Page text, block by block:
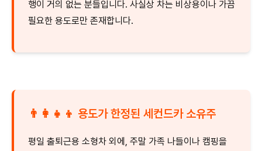
행이 거의 없는 분들입니다. 사실상 차는 비상용이나 가끔
필요한 용도로만 존재합니다.
👨‍👩‍👧‍👦 용도가 한정된 세컨드카 소유주
평일 출퇴근용 소형차 외에, 주말 가족 나들이나 캠핑을